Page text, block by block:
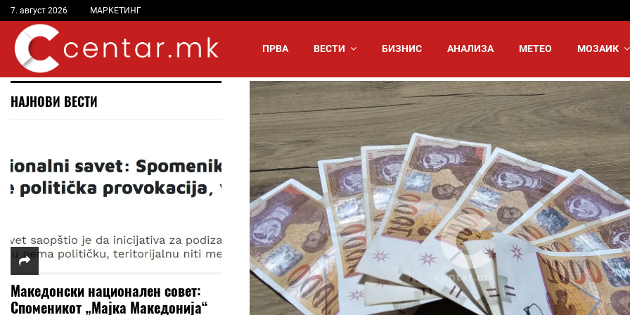
7. август 2026 МАРКЕТИНГ
ПРВА ВЕСТИ БИЗНИС АНАЛИЗА МЕТЕО МОЗАИК
НАЈНОВИ ВЕСТИ
Македонски национален совет:
Споменикот „Мајка Македонија“